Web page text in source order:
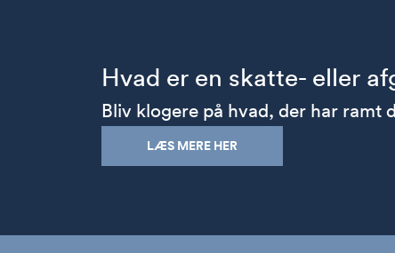
Hvad er en skatte- eller
Bliv klogere på hvad, der har ramt
LÆS MERE HER